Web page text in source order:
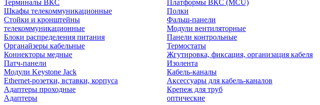
Терминалы ВКС
Платформы ВКС (MCU)
Шкафы телекоммуникационные
Стойки и кронштейны
телекоммуникационные
Блоки распределения питания
Органайзеры кабельные
Полки
Фальш-панели
Модули вентиляторные
Панели контрольные
Термостаты
Коннекторы медные
Патч-панели
Модули Keystone Jack
Ethernet-розетки, вставки, корпуса
Адаптеры проходные
Жгутировка, фиксация, организация кабеля
Изолента
Кабель-каналы
Аксессуары для кабель-каналов
Крепеж для труб
Адаптеры
оптические